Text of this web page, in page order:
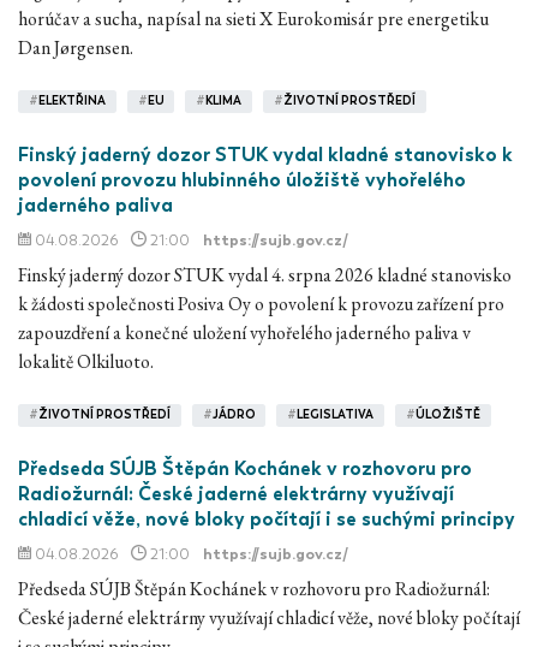
horúčav a sucha, napísal na sieti X Eurokomisár pre energetiku
Dan Jørgensen.
# ELEKTŘINA # EU # KLIMA #ŽIVOTNÍ PROSTŘEDÍ
Finský jaderný dozor STUK vydal kladné stanovisko k
povolení provozu hlubinného úložiště vyhořelého
jaderného paliva
04.08.2026 21:00 https://sujb.gov.cz/
Finský jaderný dozor STUK vydal 4. srpna 2026 kladné stanovisko
k žádosti společnosti Posiva Oy o povolení k provozu zařízení pro
zapouzdření a konečné uložení vyhořelého jaderného paliva v
lokalitě Olkiluoto.
#ŽIVOTNÍ PROSTŘEDÍ #JÁDRO # LEGISLATIVA #ÚLOŽIŠTĚ
Předseda SÚJB Štěpán Kochánek v rozhovoru pro
Radiožurnál: České jaderné elektrárny využívají
chladicí věže, nové bloky počítají i se suchými principy
04.08.2026 21:00 https://sujb.gov.cz/
Předseda SÚJB Štěpán Kochánek v rozhovoru pro Radiožurnál:
České jaderné elektrárny využívají chladicí věže, nové bloky počítají